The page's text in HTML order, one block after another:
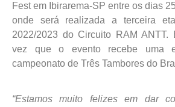
Fest em Ibirarema-SP entre os dias
onde será realizada a terceira
2022/2023 do Circuito RAM ANTT.
vez que o evento recebe uma
campeonato de Três Tambores do
“Estamos muito felizes em dar